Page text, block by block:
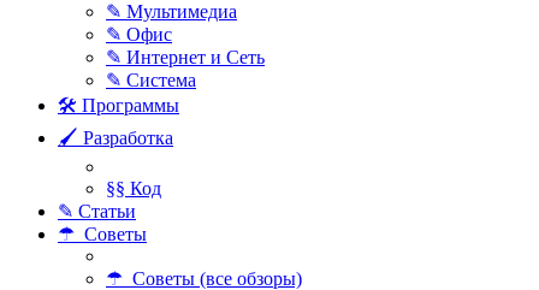
✎ Мультимедиа
✎ Офис
✎ Интернет и Сеть
✎ Система
🛠 Программы
🖌 Разработка
§§ Код
✎ Статьи
☂ Советы
☂ Советы (все обзоры)